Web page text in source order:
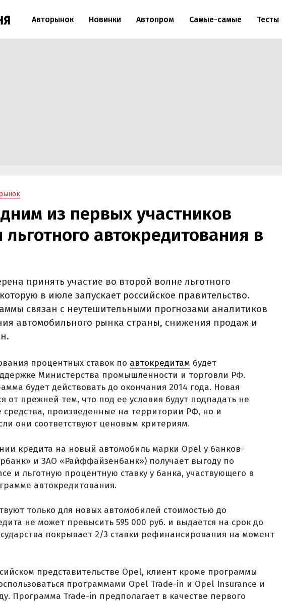
Авторынок Новинки Автопром Самые-самые Тесты
из первых участников
автокредитования в
принять участие во второй волне льготного
в июле запускает российское правительство.
связан с неутешительными прогнозами аналитиков
автомобильного рынка страны, снижения продаж и
процентных ставок по автокредитам будет
Министерства промышленности и торговли РФ.
будет действовать до окончания 2014 года. Новая
от прежней тем, что под ее условия будут подпадать не
средства, произведенные на территории РФ, но и
они соответствуют ценовым критериям.
кредита на новый автомобиль марки Opel у банков-
и ЗАО «Райффайзенбанк») получает выгоду по
и льготную процентную ставку у банка, участвующего в
автокредитования.
только для новых автомобилей стоимостью до
не может превысить 595 000 руб. и выдается на срок до
покрывает 2/3 ставки рефинансирования на момент
представительстве Opel, клиент кроме программы
программами Opel Trade-in и Opel Insurance и
Программа Trade-in предполагает в качестве первого